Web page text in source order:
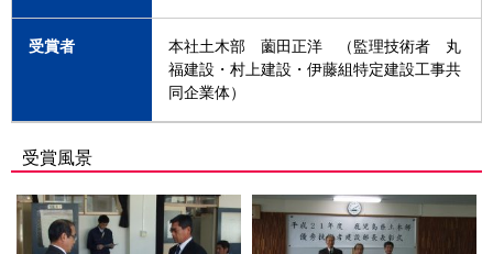
受賞者
本社土木部 薗田正洋 （監理技術者 丸
福建設・村上建設・伊藤組特定建設工事共
同企業体）
受賞風景